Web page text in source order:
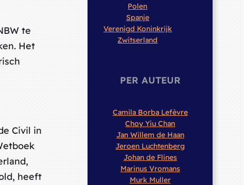
te
Het
Civil in
heeft
Polen
Spanje
Verenigd Koninkrijk
Zwitserland
PER AUTEUR
Camila Borba Lefèvre
Choy Yiu Chan
Jan Willem de Haan
Jeroen Luchtenberg
Johan de Flines
Marinus Vromans
Murk Muller